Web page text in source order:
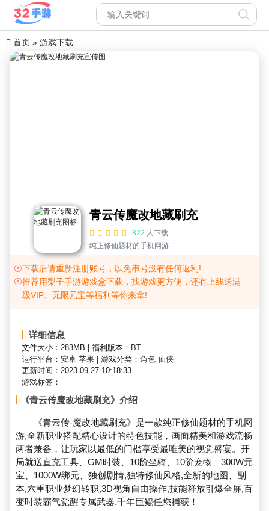
首页 » 游戏下载
青云传魔改地藏刷充
822 人下载
纯正修仙题材的手机网游
下载后请重新注册账号，以免串号没有任何返利!
推荐用梨子手游游戏盒下载，找游戏更方便，还有上线送满
级VIP、无限元宝等福利等你来拿!
详细信息
文件大小：283MB 福利版本： BT
运行平台： 安卓 苹果 游戏分类： 角色 仙侠
更新时间：2023-09-27 10:18:33
游戏标签：
《青云传魔改地藏刷充》介绍
《青云传-魔改地藏刷充》是一款纯正修仙题材的手机网
游,全新职业搭配精心设计的特色技能，画面精美和游戏流畅
两者兼备，让玩家以最低的门槛享受最唯美的视觉盛宴。开
局就送直充工具、GM时装、10阶坐骑、10阶宠物、300W元
宝、1000W绑元、独创剧情,独特修仙风格,全新的地图、副
本,六重职业梦幻转职,3D视角自由操作,技能释放引爆全屏,百
变时装霸气觉醒专属武器,千年巨鲲任您捕获！